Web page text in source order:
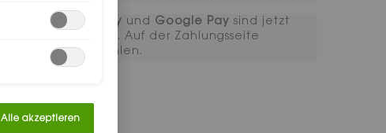
Apple Pay und Google Pay sind jetzt
verfügbar. Auf der Zahlungsseite
auszuwählen.
Alle akzeptieren